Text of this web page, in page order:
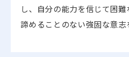
し、自分の能力を信じて困
諦めることのない強固な意志